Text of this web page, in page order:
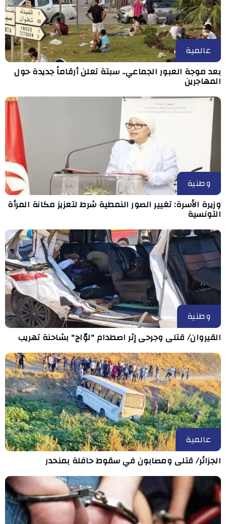
عالمية
بعد موجة العبور الجماعي.. سبتة تعلن أرقاماً جديدة حول
المهاجرين
وطنية
وزيرة الأسرة: تغيير الصور النمطية شرط لتعزيز مكانة المرأة
التونسية
وطنية
القيروان/ قتلى وجرحى إثر اصطدام "لوّاج" بشاحنة تهريب
عالمية
الجزائر/ قتلى ومصابون في سقوط حافلة بمنحدر